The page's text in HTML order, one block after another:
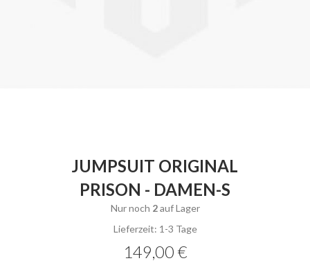
JUMPSUIT ORIGINAL
PRISON - DAMEN-S
Nur noch 2auf Lager
Lieferzeit: 1-3 Tage
149,00 €